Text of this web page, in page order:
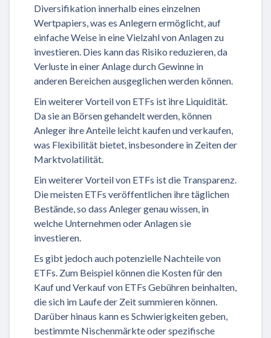
Diversifikation innerhalb eines einzelnen
Wertpapiers, was es Anlegern ermöglicht, auf
einfache Weise in eine Vielzahl von Anlagen zu
investieren. Dies kann das Risiko reduzieren, da
Verluste in einer Anlage durch Gewinne in
anderen Bereichen ausgeglichen werden können.
Ein weiterer Vorteil von ETFs ist ihre Liquidität.
Da sie an Börsen gehandelt werden, können
Anleger ihre Anteile leicht kaufen und verkaufen,
was Flexibilität bietet, insbesondere in Zeiten der
Marktvolatilität.
Ein weiterer Vorteil von ETFs ist die Transparenz.
Die meisten ETFs veröffentlichen ihre täglichen
Bestände, so dass Anleger genau wissen, in
welche Unternehmen oder Anlagen sie
investieren.
Es gibt jedoch auch potenzielle Nachteile von
ETFs. Zum Beispiel können die Kosten für den
Kauf und Verkauf von ETFs Gebühren beinhalten,
die sich im Laufe der Zeit summieren können.
Darüber hinaus kann es Schwierigkeiten geben,
bestimmte Nischenmärkte oder spezifische